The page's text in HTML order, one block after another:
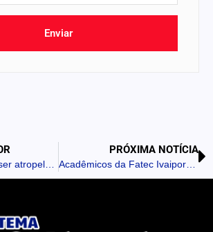
Enviar
Idoso morre após ser atropelado na BR-376 em Jandaia do Sul
PRÓXIMA NOTÍCIA
Acadêmicos da Fatec Ivaiporã apresentam projetos na II Mostra de Horticultura